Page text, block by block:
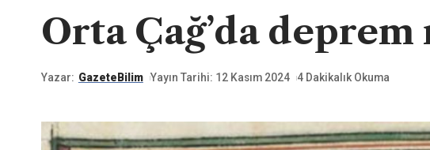
Orta Çağ’da
Yazar: GazeteBilim Yayın Tarihi: 12 Kasım 2024 4 Dakikalık Okuma